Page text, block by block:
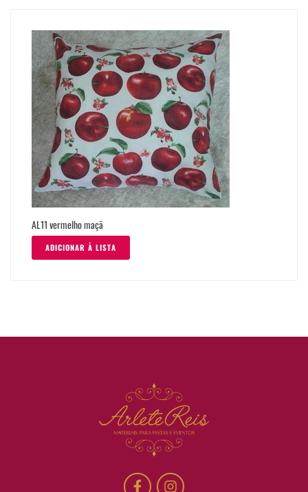
AL11 vermelho maçã
ADICIONAR À LISTA